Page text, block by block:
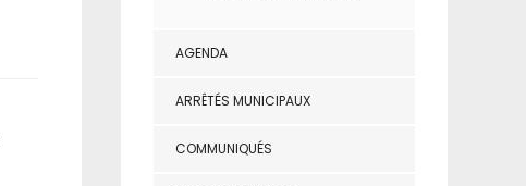
AGENDA
ARRÊTÉS MUNICIPAUX
COMMUNIQUÉS